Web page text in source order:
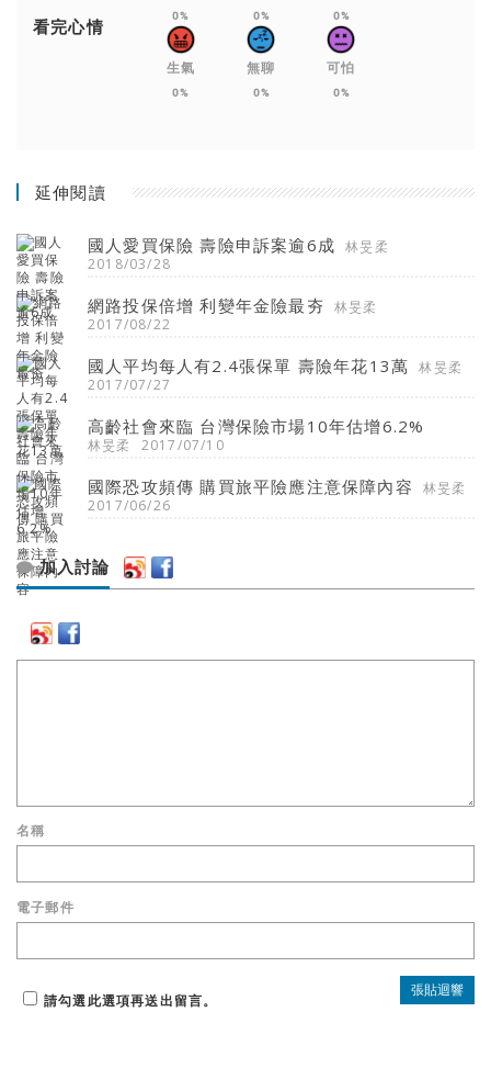
看完心情 0% 0% 0%
生氣
0%
無聊
0%
可怕
0%
延伸閱讀
國人愛買保險 壽險申訴案逾6成
林旻柔
2018/03/28
網路投保倍增 利變年金險最夯
林旻柔
2017/08/22
國人平均每人有2.4張保單 壽險年花13萬
林旻柔
2017/07/27
高齡社會來臨 台灣保險市場10年估增6.2%
林旻柔 2017/07/10
國際恐攻頻傳 購買旅平險應注意保障內容
林旻柔
2017/06/26
加入討論
名稱
電子郵件
請勾選此選項再送出留言。